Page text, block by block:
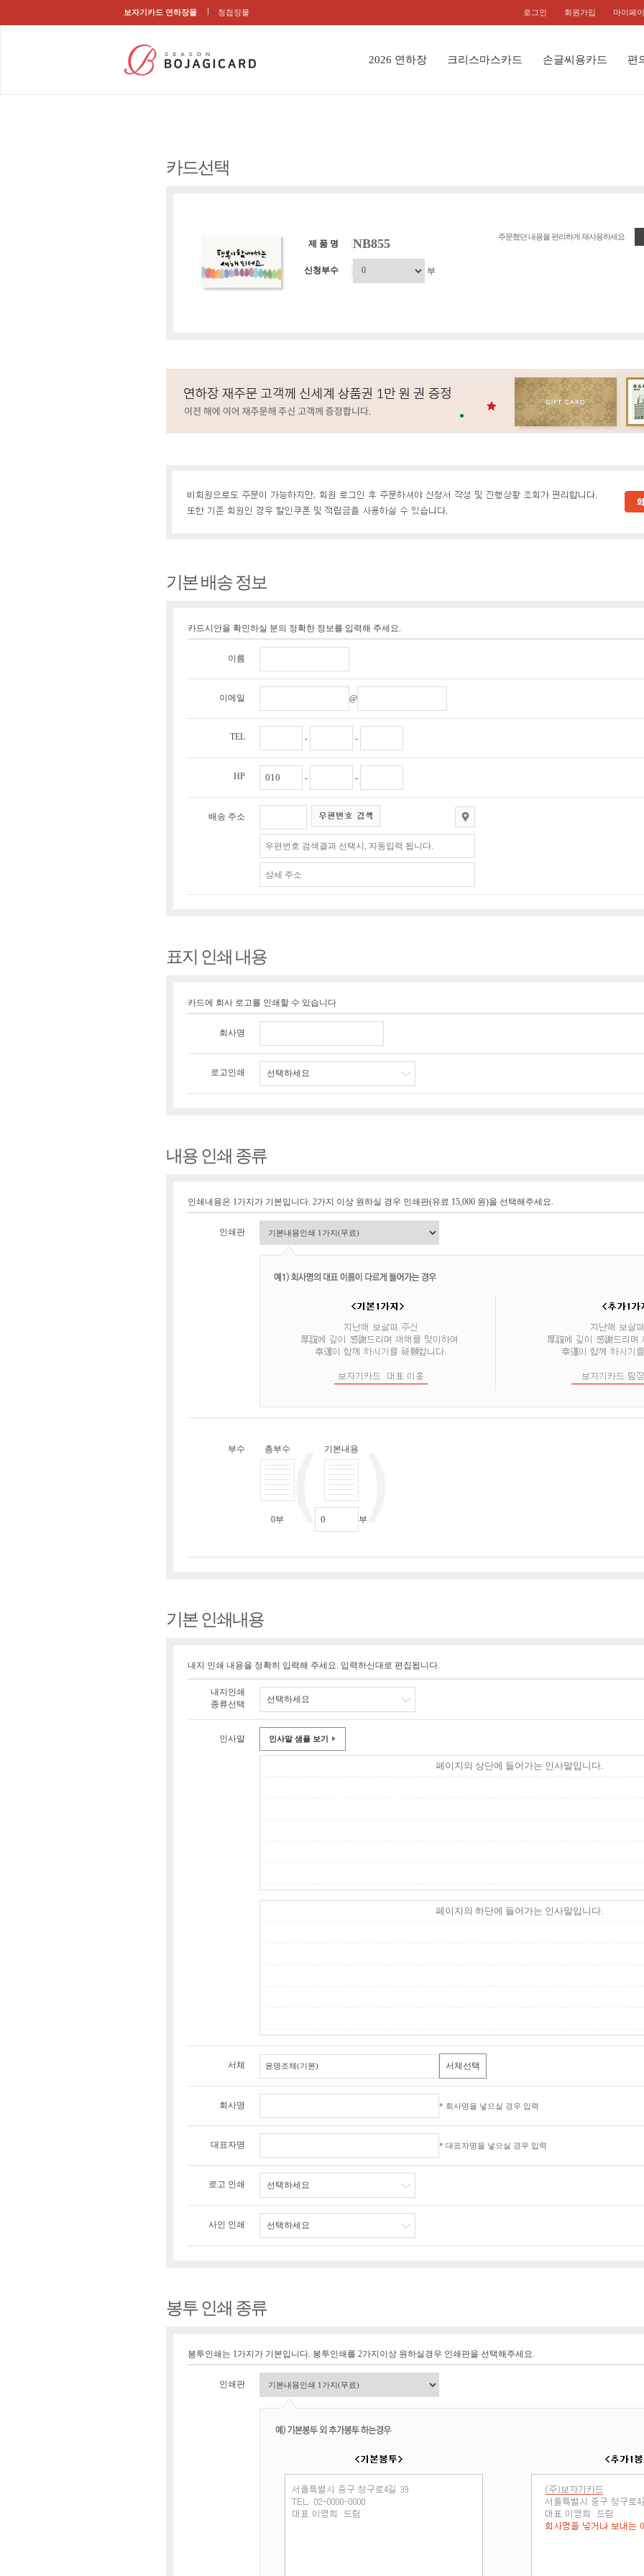
보자기카드 연하장몰 청첩장몰 로그인 회원가입 마이페
2026 연하장 크리스마스카드 손글씨용카드 편
카드선택
제 품 명 NB855
신청부수 부
주문했던 내용을 편리하게 재사용하세요
기본 배송 정보
카드시안을 확인하실 분의 정확한 정보를 입력해 주세요.
이름
이메일 @
TEL - -
HP - -
배송 주소
표지 인쇄 내용
카드에 회사 로고를 인쇄할 수 있습니다
회사명
로고인쇄 선택하세요
내용 인쇄 종류
인쇄내용은 1가지가 기본입니다. 2가지 이상 원하실 경우 인쇄판(유료 15,000 원)을 선택해주세요.
인쇄판
부수 총부수
0부
기본내용
부
기본 인쇄내용
내지 인쇄 내용을 정확히 입력해 주세요. 입력하신대로 편집됩니다.
내지인쇄
종류선택
선택하세요
인사말 인사말 샘플 보기
서체 서체선택
회사명 * 회사명을 넣으실 경우 입력
대표자명 * 대표자명을 넣으실 경우 입력
로고 인쇄 선택하세요
사인 인쇄 선택하세요
봉투 인쇄 종류
봉투인쇄는 1가지가 기본입니다. 봉투인쇄를 2가지이상 원하실경우 인쇄판을 선택해주세요.
인쇄판